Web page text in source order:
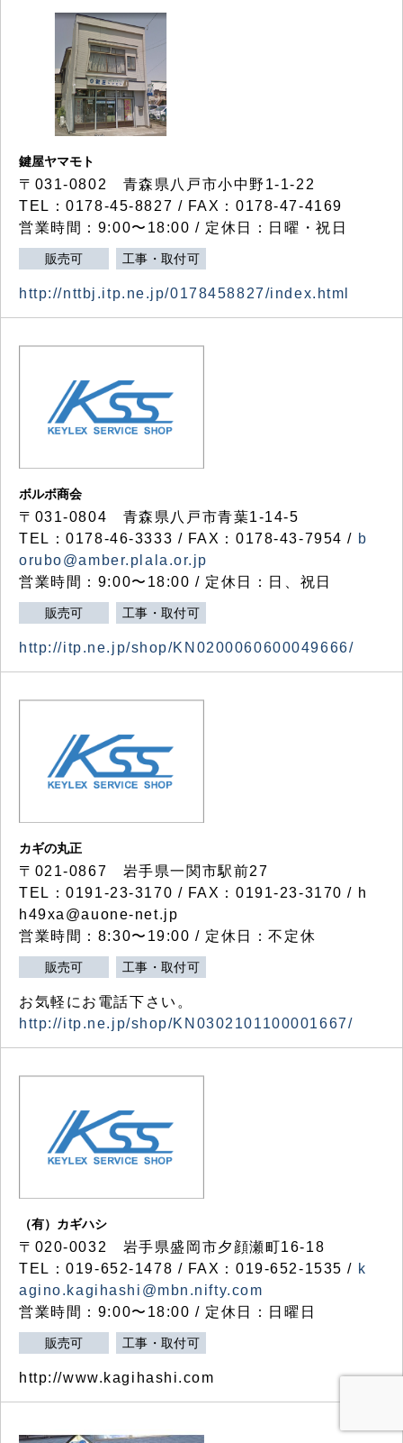
鍵屋ヤマモト
〒031-0802 青森県八戸市小中野1-1-22
TEL：0178-45-8827 / FAX：0178-47-4169
営業時間：9:00〜18:00 / 定休日：日曜・祝日
販売可 工事・取付可
http://nttbj.itp.ne.jp/0178458827/index.html
ボルボ商会
〒031-0804 青森県八戸市青葉1-14-5
TEL：0178-46-3333 / FAX：0178-43-7954 / b
orubo@amber.plala.or.jp
営業時間：9:00〜18:00 / 定休日：日、祝日
販売可 工事・取付可
http://itp.ne.jp/shop/KN0200060600049666/
カギの丸正
〒021-0867 岩手県一関市駅前27
TEL：0191-23-3170 / FAX：0191-23-3170 / h
h49xa@auone-net.jp
営業時間：8:30〜19:00 / 定休日：不定休
販売可 工事・取付可
お気軽にお電話下さい。
http://itp.ne.jp/shop/KN0302101100001667/
（有）カギハシ
〒020-0032 岩手県盛岡市夕顔瀬町16-18
TEL：019-652-1478 / FAX：019-652-1535 / k
agino.kagihashi@mbn.nifty.com
営業時間：9:00〜18:00 / 定休日：日曜日
販売可 工事・取付可
http://www.kagihashi.com